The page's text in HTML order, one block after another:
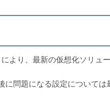
より、最新の仮想化ソリュ
問題になる設定については